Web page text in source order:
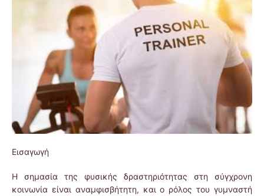
Εισαγωγή
Η σημασία της φυσικής δραστηριότητας στη σύγχρονη
κοινωνία είναι αναμφισβήτητη, και ο ρόλος του γυμναστή